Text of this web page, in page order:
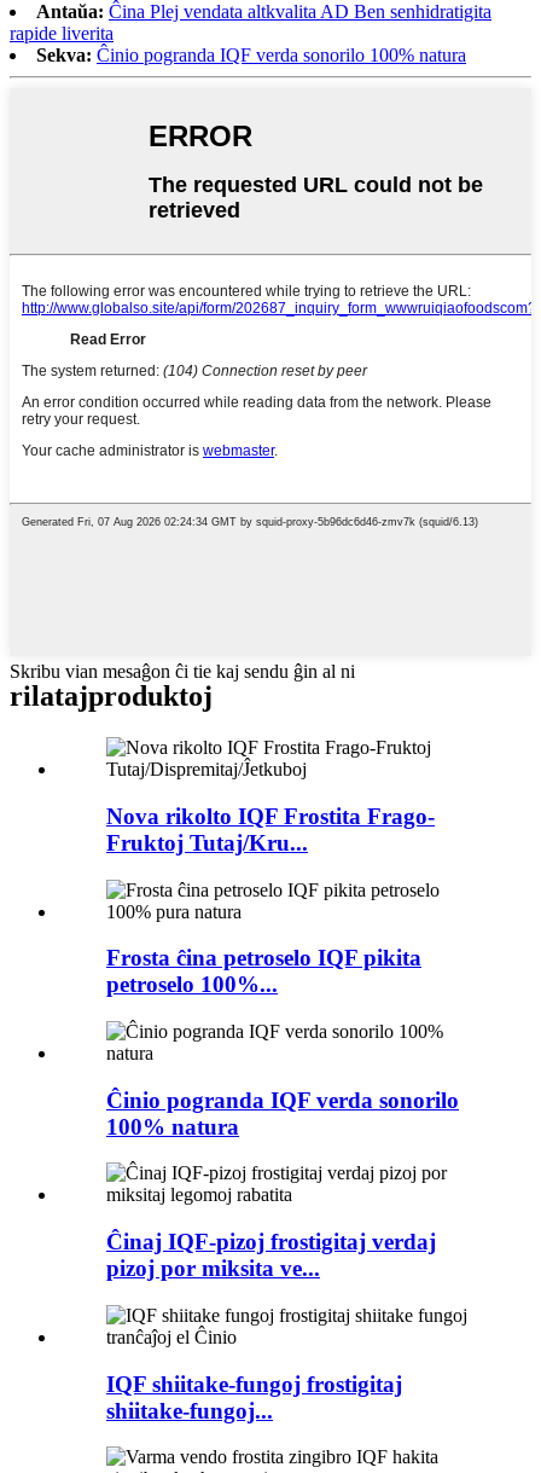
Antaŭa: Ĉina Plej vendata altkvalita AD Ben senhidratigita
rapide liverita
Sekva: Ĉinio pogranda IQF verda sonorilo 100% natura
Skribu vian mesaĝon ĉi tie kaj sendu ĝin al ni
rilatajproduktoj
Nova rikolto IQF Frostita Frago-
Fruktoj Tutaj/Kru...
Frosta ĉina petroselo IQF pikita
petroselo 100%...
Ĉinio pogranda IQF verda sonorilo
100% natura
Ĉinaj IQF-pizoj frostigitaj verdaj
pizoj por miksita ve...
IQF shiitake-fungoj frostigitaj
shiitake-fungoj...